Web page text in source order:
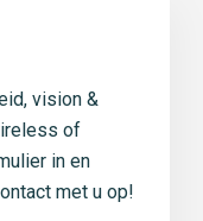
vision &
of
in en
met u op!